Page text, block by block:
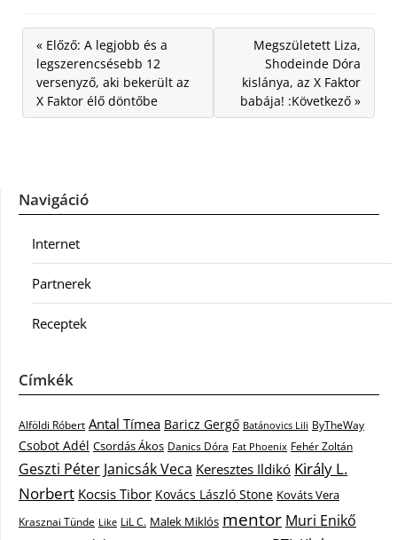
« Előző: A legjobb és a
legszerencsésebb 12
versenyző, aki bekerült az
X Faktor élő döntőbe
Megszületett Liza,
Shodeinde Dóra
kislánya, az X Faktor
babája! :Következő »
Navigáció
Internet
Partnerek
Receptek
Címkék
Alföldi Róbert Antal Tímea Baricz Gergő Batánovics Lili ByTheWay
Csobot Adél Csordás Ákos Danics Dóra Fat Phoenix Fehér Zoltán
Geszti Péter Janicsák Veca Keresztes Ildikó Király L.
Norbert Kocsis Tibor Kovács László Stone Kováts Vera
Krasznai Tünde Like LiL C. Malek Miklós mentor Muri Enikő